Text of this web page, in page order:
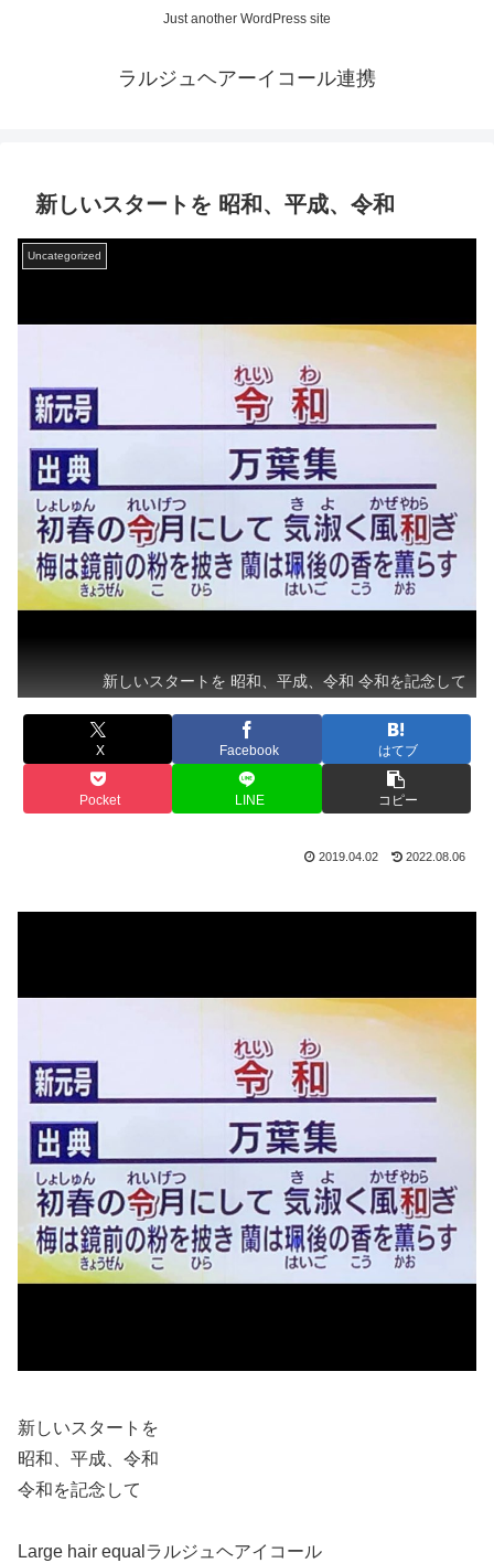
Just another WordPress site
ラルジュヘアーイコール連携
新しいスタートを 昭和、平成、令和
Uncategorized
新しいスタートを 昭和、平成、令和 令和を記念して
X Facebook はてブ
Pocket LINE コピー
2019.04.02 2022.08.06
新しいスタートを
昭和、平成、令和
令和を記念して
Large hair equalラルジュヘアイコール